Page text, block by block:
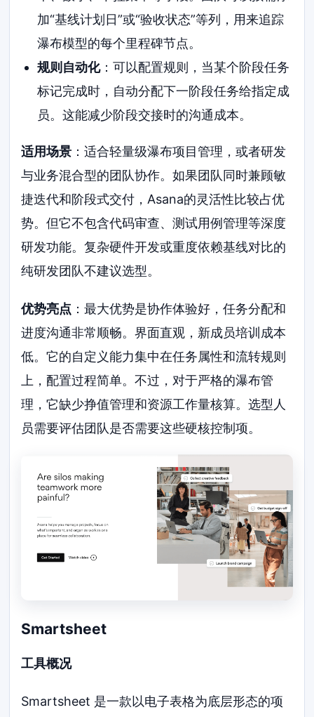
加“基线计划日”或“验收状态”等列，用来追踪
瀑布模型的每个里程碑节点。
规则自动化：可以配置规则，当某个阶段任务
标记完成时，自动分配下一阶段任务给指定成
员。这能减少阶段交接时的沟通成本。
适用场景 ：适合轻量级瀑布项目管理，或者研发
与业务混合型的团队协作。如果团队同时兼顾敏
捷迭代和阶段式交付，Asana的灵活性比较占优
势。但它不包含代码审查、测试用例管理等深度
研发功能。复杂硬件开发或重度依赖基线对比的
纯研发团队不建议选型。
优势亮点 ：最大优势是协作体验好，任务分配和
进度沟通非常顺畅。界面直观，新成员培训成本
低。它的自定义能力集中在任务属性和流转规则
上，配置过程简单。不过，对于严格的瀑布管
理，它缺少挣值管理和资源工作量核算。选型人
员需要评估团队是否需要这些硬核控制项。
Smartsheet
工具概况
Smartsheet 是一款以电子表格为底层形态的项